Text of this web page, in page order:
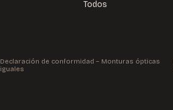
Todos
Declaración de conformidad – Monturas ópticas
iguales